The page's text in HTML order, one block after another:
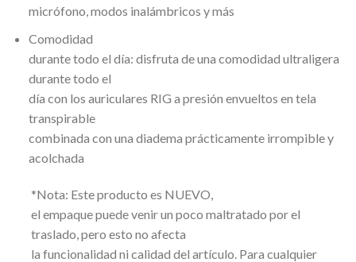
micrófono, modos inalámbricos y más
Comodidad
durante todo el día: disfruta de una comodidad ultraligera
durante todo el
día con los auriculares RIG a presión envueltos en tela
transpirable
combinada con una diadema prácticamente irrompible y
acolchada
*Nota: Este producto es NUEVO,
el empaque puede venir un poco maltratado por el
traslado, pero esto no afecta
la funcionalidad ni calidad del artículo. Para cualquier